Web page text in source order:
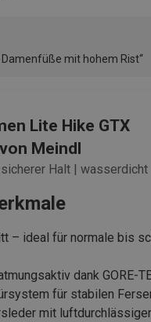
mit hohem Rist“
Lite Hike GTX
Meindl
Halt | wasserdicht
– ideal für normale bis
dank GORE-
für stabilen
mit